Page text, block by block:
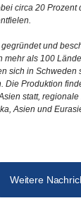
circa 20 Prozent
und
mehr als 100
sich in Schweden
Die Produktion
statt,
Asien und
Weitere